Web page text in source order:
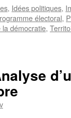
, Idées politiques,
électoral,
la démocratie,